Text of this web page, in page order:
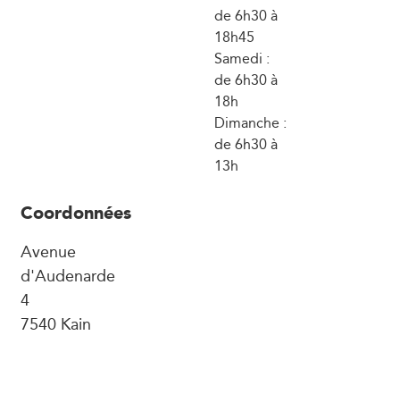
de 6h30 à
18h45
Samedi :
de 6h30 à
18h
Dimanche :
de 6h30 à
13h
Coordonnées
Avenue
d'Audenarde
4
7540 Kain